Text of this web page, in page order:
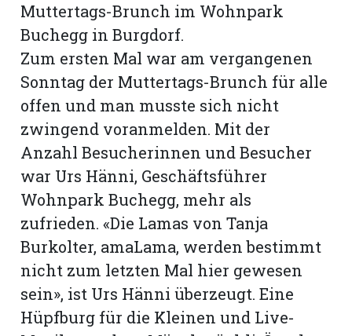
Muttertags-Brunch im Wohnpark
Buchegg in Burgdorf.
Zum ersten Mal war am vergangenen
Sonntag der Muttertags-Brunch für alle
offen und man musste sich nicht
zwingend voranmelden. Mit der
Anzahl Besucherinnen und Besucher
war Urs Hänni, Geschäftsführer
Wohnpark Buchegg, mehr als
zufrieden. «Die Lamas von Tanja
Burkolter, amaLama, werden bestimmt
nicht zum letzten Mal hier gewesen
sein», ist Urs Hänni überzeugt. Eine
Hüpfburg für die Kleinen und Live-